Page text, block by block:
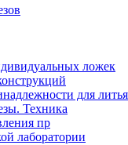
ложек
для литья
Техника
пр
лаборатории